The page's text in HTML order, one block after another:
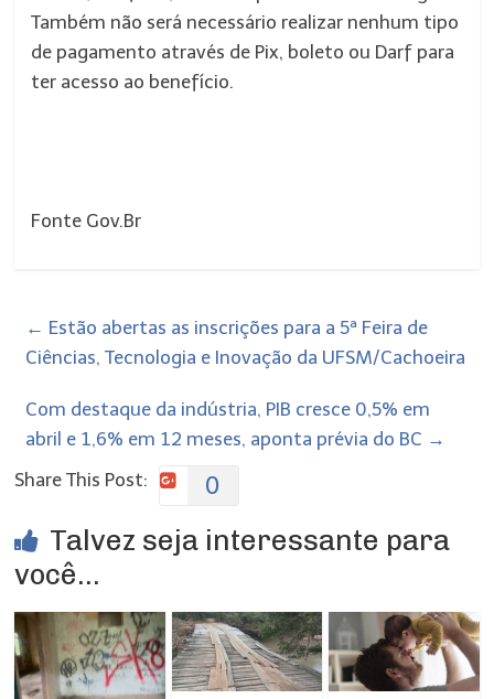
Também não será necessário realizar nenhum tipo
de pagamento através de Pix, boleto ou Darf para
ter acesso ao benefício.
Fonte Gov.Br
← Estão abertas as inscrições para a 5ª Feira de
Ciências, Tecnologia e Inovação da UFSM/Cachoeira
Com destaque da indústria, PIB cresce 0,5% em
abril e 1,6% em 12 meses, aponta prévia do BC →
Share This Post:
0
Talvez seja interessante para
você...